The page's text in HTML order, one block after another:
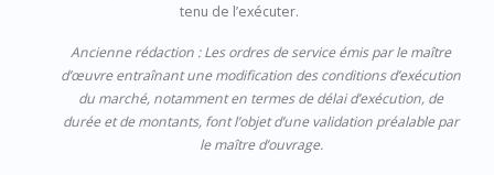
tenu de l’exécuter.
Ancienne rédaction : Les ordres de service émis par le maître
d’œuvre entraînant une modification des conditions d’exécution
du marché, notamment en termes de délai d’exécution, de
durée et de montants, font l’objet d’une validation préalable par
le maître d’ouvrage.